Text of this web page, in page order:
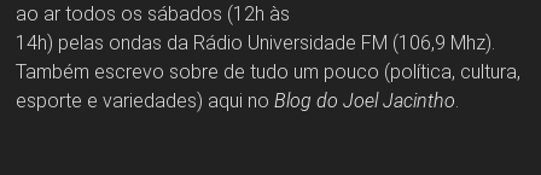
ao ar todos os sábados (12h às
14h) pelas ondas da Rádio Universidade FM (106,9 Mhz).
Também escrevo sobre de tudo um pouco (política, cultura,
esporte e variedades) aqui no Blog do Joel Jacintho.